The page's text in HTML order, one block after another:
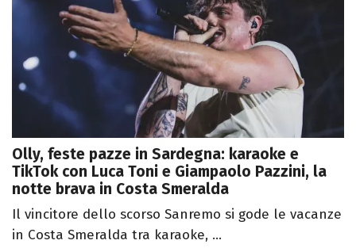
Olly, feste pazze in Sardegna: karaoke e
TikTok con Luca Toni e Giampaolo Pazzini, la
notte brava in Costa Smeralda
Il vincitore dello scorso Sanremo si gode le vacanze
in Costa Smeralda tra karaoke, ...